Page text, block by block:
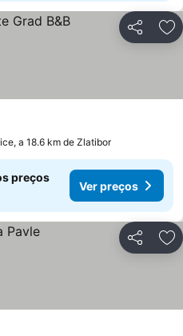
Partilhar
a 18.6 km de Zlatibor
preços
Ver preços
Partilhar